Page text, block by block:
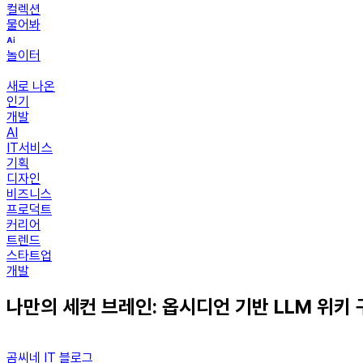
컬렉션
물어봐
놀이터
새로 나온
인기
개발
AI
IT서비스
기획
디자인
비즈니스
프로덕트
커리어
트렌드
스타트업
개발
나만의 세컨 브레인: 옵시디언 기반 LLM 위키
곰씨네 IT 블로그